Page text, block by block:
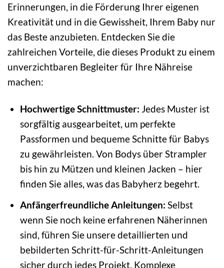
Erinnerungen, in die Förderung Ihrer eigenen
Kreativität und in die Gewissheit, Ihrem Baby nur
das Beste anzubieten. Entdecken Sie die
zahlreichen Vorteile, die dieses Produkt zu einem
unverzichtbaren Begleiter für Ihre Nähreise
machen:
Hochwertige Schnittmuster: Jedes Muster ist
sorgfältig ausgearbeitet, um perfekte
Passformen und bequeme Schnitte für Babys
zu gewährleisten. Von Bodys über Strampler
bis hin zu Mützen und kleinen Jacken – hier
finden Sie alles, was das Babyherz begehrt.
Anfängerfreundliche Anleitungen: Selbst
wenn Sie noch keine erfahrenen Näherinnen
sind, führen Sie unsere detaillierten und
bebilderten Schritt-für-Schritt-Anleitungen
sicher durch jedes Projekt. Komplexe